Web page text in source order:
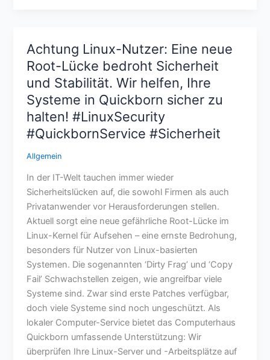
Achtung Linux-Nutzer: Eine neue
Root-Lücke bedroht Sicherheit
und Stabilität. Wir helfen, Ihre
Systeme in Quickborn sicher zu
halten! #LinuxSecurity
#QuickbornService #Sicherheit
Allgemein
In der IT-Welt tauchen immer wieder
Sicherheitslücken auf, die sowohl Firmen als auch
Privatanwender vor Herausforderungen stellen.
Aktuell sorgt eine neue gefährliche Root-Lücke im
Linux-Kernel für Aufsehen – eine ernste Bedrohung,
besonders für Nutzer von Linux-basierten
Systemen. Die sogenannten ‘Dirty Frag’ und ‘Copy
Fail’ Schwachstellen zeigen, wie angreifbar viele
Systeme sind. Zwar sind erste Patches verfügbar,
doch viele Systeme sind noch ungeschützt. Als
lokaler Computer-Service bietet das Computerhaus
Quickborn umfassende Unterstützung: Wir
überprüfen Ihre Linux-Server und -Arbeitsplätze auf
Achtung
Linux-
Nutzer:
Eine
neue
Root-
Lücke
Sicherheit
und
Stabilität.
Wir
helfen,
Ihre
Systeme
in
Quickborn
sicher
zu
halten!
#LinuxSecurity
#QuickbornService